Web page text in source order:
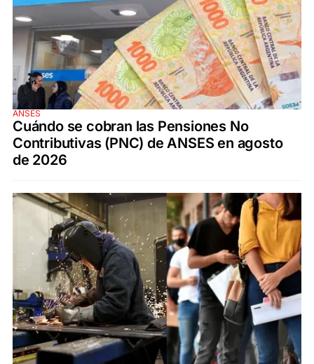
ANSES
Cuándo se cobran las Pensiones No
Contributivas (PNC) de ANSES en agosto
de 2026